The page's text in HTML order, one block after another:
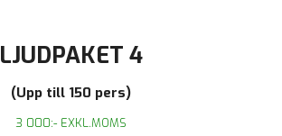
LJUDPAKET 4
(Upp till 150 pers)
3 000:- EXKL.MOMS